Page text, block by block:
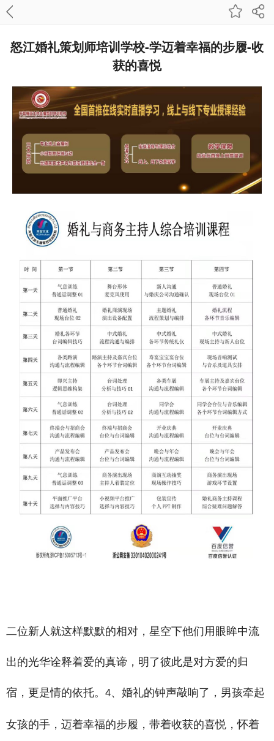
怒江婚礼策划师培训学校-学迈着幸福的步履-收
获的喜悦
二位新人就这样默默的相对，星空下他们用眼眸中流
出的光华诠释着爱的真谛，明了彼此是对方爱的归
宿，更是情的依托。 4、婚礼的钟声敲响了，男孩牵起
女孩的手，迈着幸福的步履，带着收获的喜悦，怀着